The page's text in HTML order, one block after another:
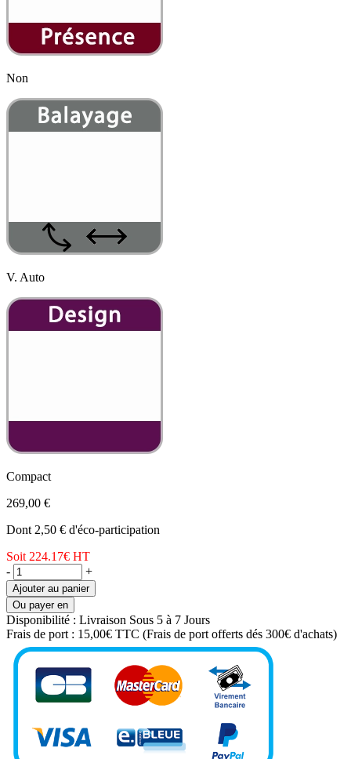
Non
V. Auto
Compact
269,00 €
Dont 2,50 € d'éco-participation
Soit 224.17€ HT
-
+
Ajouter au panier
Ou payer en
Disponibilité : Livraison Sous 5 à 7 Jours
Frais de port : 15,00€ TTC (Frais de port offerts dés 300€ d'achats)